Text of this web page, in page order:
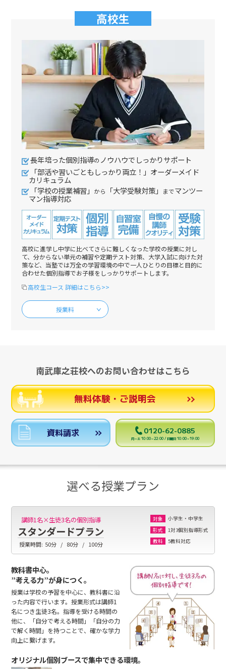
高校生
長年培った個別指導の ノウハウでしっかりサポート
「部活や習いごともしっかり両立！」オーダーメイド
カリキュラム
「学校の授業補習」
から 「大学受験対策」 までマンツー
マン指導対応
高校に進学し中学に比べてさらに難しくなった学校の授業に対し
て、分からない単元の補習や定期テスト対策、大学入試に向けた対
策など、当塾では万全の学習環境の中で一人ひとりの目標と目的に
合わせた個別指導でお子様をしっかりサポートします。
高校生コース 詳細はこちら>>
授業料
南武庫之荘校へのお問い合わせはこちら
無料体験・ご説明会
資料請求 0120-62-0885
月～土 10:00～22:00 / 日曜日 10:00～19:00
選べる授業プラン
講師1名×生徒3名の個別指導
スタンダードプラン
授業時間: 50分 80分 100分
対象
小学生・中学生
形式
1対3個別指導形式
教科
5教科対応
教科書中心。
”考える力”が身につく。
授業は学校の予習を中心に、教科書に沿
った内容で行います。授業形式は講師1
名につき生徒3名。指導を受ける時間の
他に、「自分で考える時間」「自分の力
で解く時間」を持つことで、確かな学力
向上に繋げます。
オリジナル個別ブースで集中できる環境。